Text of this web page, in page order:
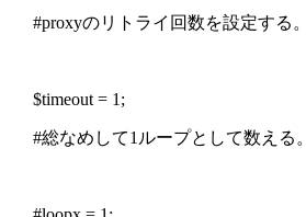
#proxyのリトライ回数を設定する。
$timeout = 1;
#総なめして1ループとして数える。